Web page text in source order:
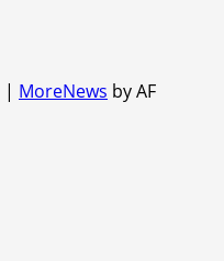
| MoreNews by AF